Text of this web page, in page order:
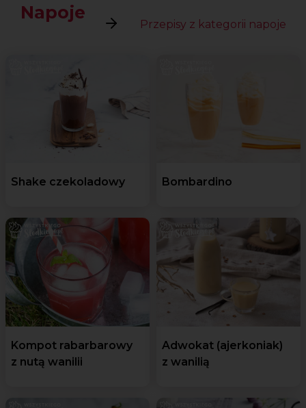
Napoje
Przepisy z kategorii napoje
Shake czekoladowy Bombardino
Kompot rabarbarowy
z nutą wanilii
Adwokat (ajerkoniak)
z wanilią